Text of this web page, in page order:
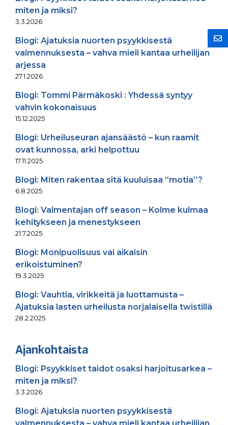
miten ja miksi?
3.3.2026
Blogi: Ajatuksia nuorten psyykkisestä
valmennuksesta – vahva mieli kantaa urheilijan
arjessa
27.1.2026
Blogi: Tommi Pärmäkoski : Yhdessä syntyy
vahvin kokonaisuus
15.12.2025
Blogi: Urheiluseuran ajansäästö – kun raamit
ovat kunnossa, arki helpottuu
17.11.2025
Blogi: Miten rakentaa sitä kuuluisaa ”motia”?
6.8.2025
Blogi: Valmentajan off season – Kolme kulmaa
kehitykseen ja menestykseen
21.7.2025
Blogi: Monipuolisuus vai aikaisin
erikoistuminen?
19.3.2025
Blogi: Vauhtia, virikkeitä ja luottamusta –
Ajatuksia lasten urheilusta norjalaisella twistillä
28.2.2025
Ajankohtaista
Blogi: Psyykkiset taidot osaksi harjoitusarkea –
miten ja miksi?
3.3.2026
Blogi: Ajatuksia nuorten psyykkisestä